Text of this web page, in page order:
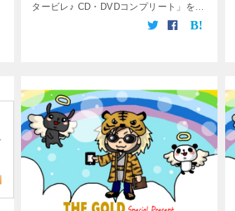
タービレ♪ CD・DVDコンプリート」をプ
レゼントいたします！ ※ここに説明